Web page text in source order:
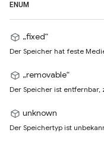
ENUM
„fixed“
Der Speicher hat feste
„removable“
Der Speicher ist entfernbar,
unknown
Der Speichertyp ist